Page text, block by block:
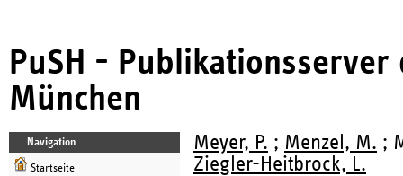
PuSH -
München
Navigation
Startseite
Meyer, P. ; Menzel, M. ;
Ziegler-Heitbrock, L.